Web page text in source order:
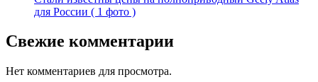
для России ( 1 фото )
Свежие комментарии
Нет комментариев для просмотра.